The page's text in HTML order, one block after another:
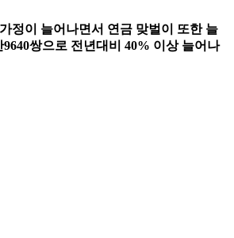
정이 늘어나면서 연금 맞벌이 또한 늘
쌍으로 전년대비 40% 이상 늘어나